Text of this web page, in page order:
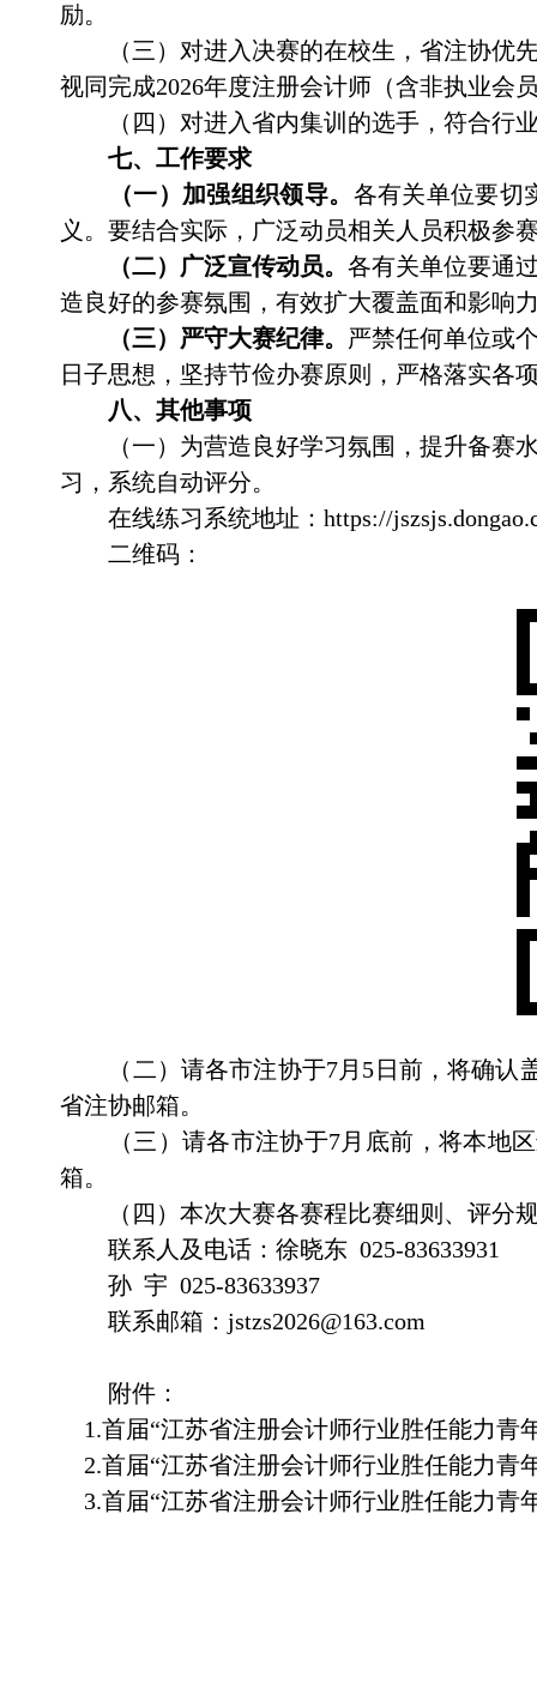
励。
（三）对进入决赛的在校生，省注协优
视同完成2026年度注册会计师（含非执业会
（四）对进入省内集训的选手，符合
七、工作要求
（一）加强组织领导。 各有关单位要切
义。要结合实际，广泛动员相关人员积极参
（二）广泛宣传动员。 各有关单位要通
造良好的参赛氛围，有效扩大覆盖面和影响
（三）严守大赛纪律。 严禁任何单位或
日子思想，坚持节俭办赛原则，严格落实各
八、其他事项
（一） 为营造良好学习氛围，提升备赛
习 ，系统自动评分。
在线练习系统地址： https://
二维码：
（二） 请各市注协于7月 5 日前，将确认
省注协邮箱。
（三 ）请各市注协于7月 底前，将本地
箱。
（ 四 ）本次大赛各赛程比赛细则、评分
联系人及电话：徐晓东 025-83633931
孙 宇 025-83633937
联系邮箱： jstzs2026@163.com
附件：
1.首届“江苏省注册会计师行业胜任能力青
2.首届“江苏省注册会计师行业胜任能力青
3.首届“江苏省注册会计师行业胜任能力青